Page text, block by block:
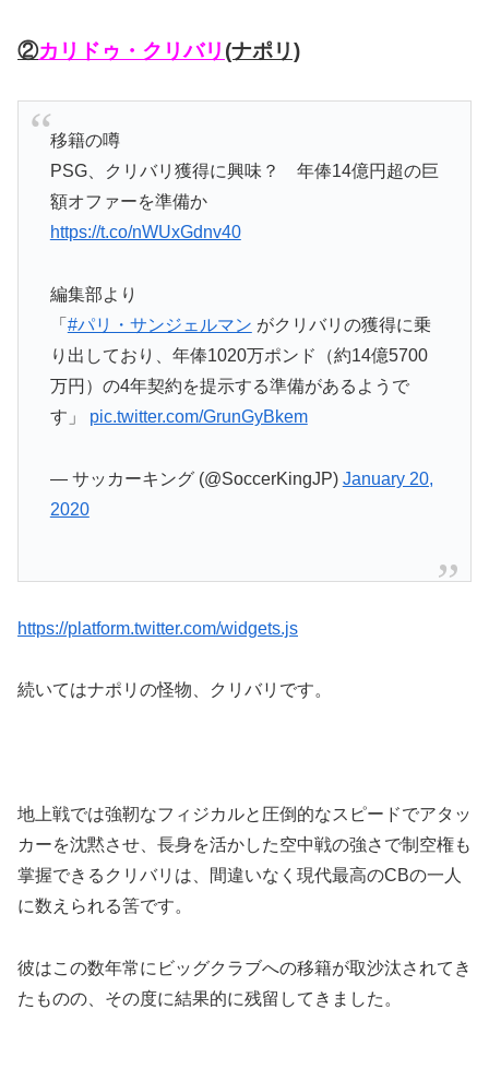
②カリドゥ・クリバリ (ナポリ)
移籍の噂
PSG、クリバリ獲得に興味？ 年俸14億円超の巨
額オファーを準備か
https://t.co/nWUxGdnv40
編集部より
「 #パリ・サンジェルマン がクリバリの獲得に乗
り出しており、年俸1020万ポンド（約14億5700
万円）の4年契約を提示する準備があるようで
す」 pic.twitter.com/GrunGyBkem
— サッカーキング (@SoccerKingJP) January 20,
2020
https://platform.twitter.com/widgets.js
続いてはナポリの怪物、クリバリです。
地上戦では強靭なフィジカルと圧倒的なスピードでアタッ
カーを沈黙させ、長身を活かした空中戦の強さで制空権も
掌握できるクリバリは、間違いなく現代最高のCBの一人
に数えられる筈です。
彼はこの数年常にビッグクラブへの移籍が取沙汰されてき
たものの、その度に結果的に残留してきました。